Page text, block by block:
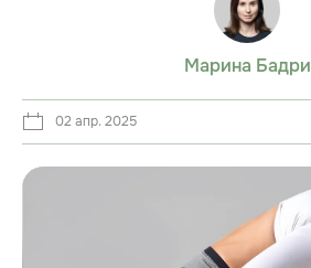
Марина Бадри
02 апр. 2025